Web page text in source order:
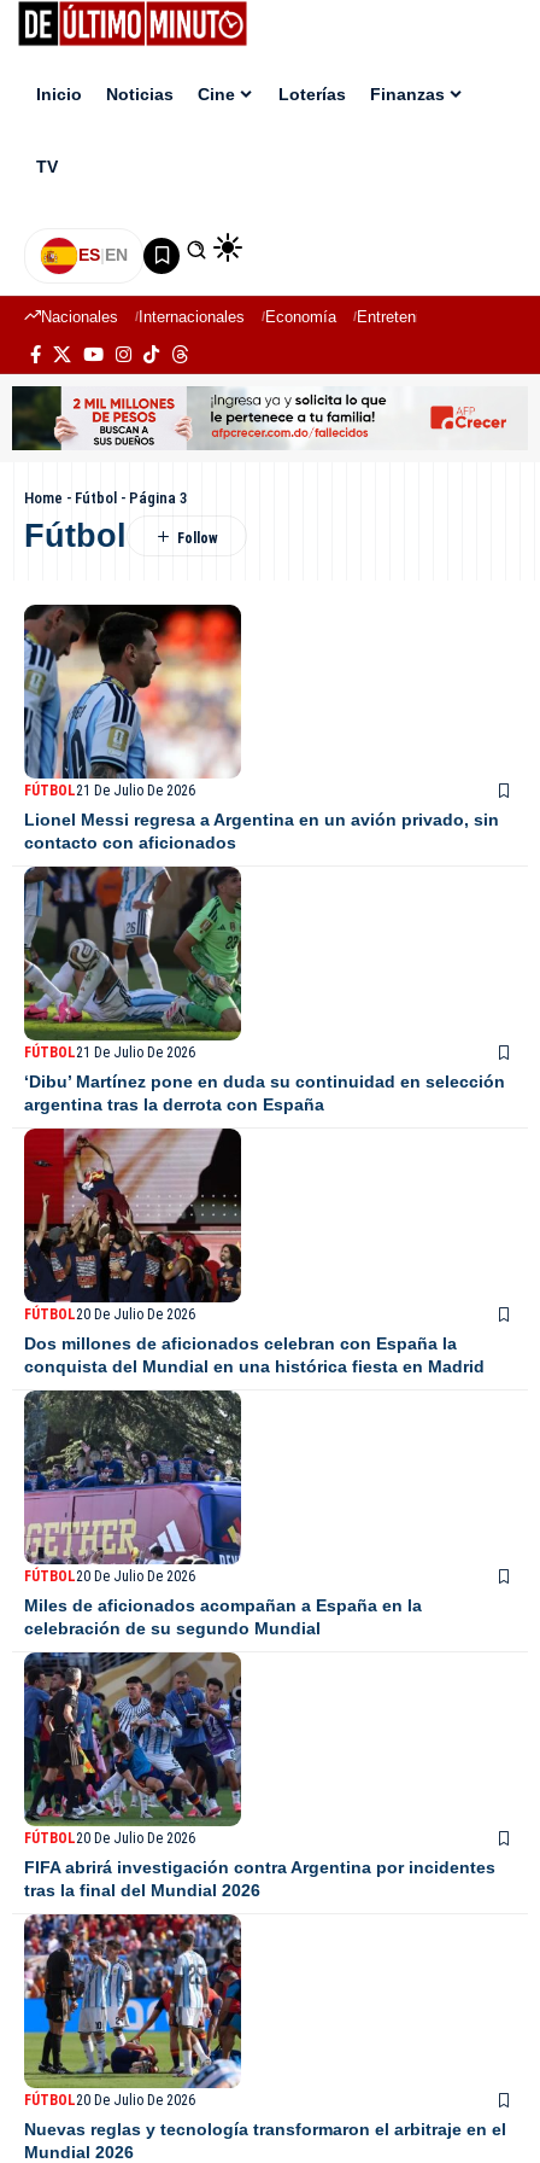
Inicio Noticias Cine Loterías Finanzas
TV
ES|EN
Nacionales Internacionales Economía Entretenimiento
Home - Fútbol - Página 3
Fútbol
FÚTBOL21 De Julio De 2026
Lionel Messi regresa a Argentina en un avión privado, sin
contacto con aficionados
FÚTBOL21 De Julio De 2026
‘Dibu’ Martínez pone en duda su continuidad en selección
argentina tras la derrota con España
FÚTBOL20 De Julio De 2026
Dos millones de aficionados celebran con España la
conquista del Mundial en una histórica fiesta en Madrid
FÚTBOL20 De Julio De 2026
Miles de aficionados acompañan a España en la
celebración de su segundo Mundial
FÚTBOL20 De Julio De 2026
FIFA abrirá investigación contra Argentina por incidentes
tras la final del Mundial 2026
FÚTBOL20 De Julio De 2026
Nuevas reglas y tecnología transformaron el arbitraje en el
Mundial 2026